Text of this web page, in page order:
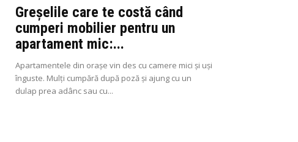
Greșelile care te costă când
cumperi mobilier pentru un
apartament mic:...
Apartamentele din orașe vin des cu camere mici și uși
înguste. Mulți cumpără după poză și ajung cu un
dulap prea adânc sau cu...